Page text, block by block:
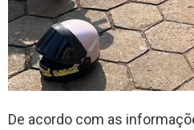
De acordo com as